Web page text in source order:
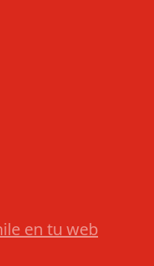
en tu web